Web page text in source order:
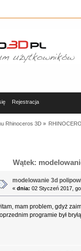
Rejestracja
Rhinoceros 3D»
Wątek:
modelowanie 3d
« dnia: 02 Styczeń 2017,
mam problem, gdyż
programie był